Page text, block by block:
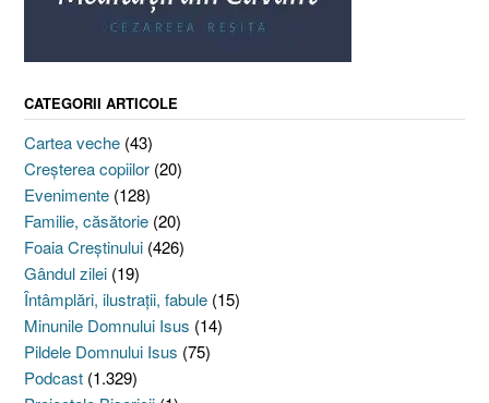
CATEGORII ARTICOLE
Cartea veche (43)
Creşterea copiilor (20)
Evenimente (128)
Familie, căsătorie (20)
Foaia Creştinului (426)
Gândul zilei (19)
Întâmplări, ilustraţii, fabule (15)
Minunile Domnului Isus (14)
Pildele Domnului Isus (75)
Podcast (1.329)